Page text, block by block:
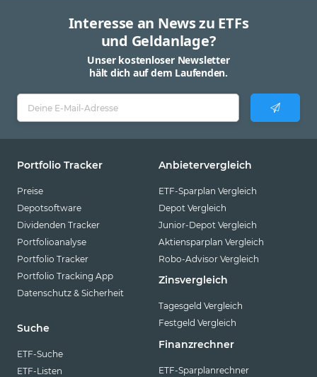
Interesse an News zu ETFs
und Geldanlage?
Unser kostenloser Newsletter
hält dich auf dem Laufenden.
Portfolio Tracker
Preise
Depotsoftware
Dividenden Tracker
Portfolioanalyse
Portfolio Tracker
Portfolio Tracking App
Datenschutz & Sicherheit
Suche
ETF-Suche
ETF-Listen
Anbietervergleich
ETF-Sparplan Vergleich
Depot Vergleich
Junior-Depot Vergleich
Aktiensparplan Vergleich
Robo-Advisor Vergleich
Zinsvergleich
Tagesgeld Vergleich
Festgeld Vergleich
Finanzrechner
ETF-Sparplanrechner